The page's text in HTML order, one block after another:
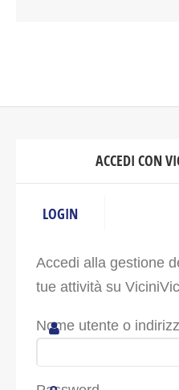
ACCEDI CON
LOGIN
Accedi alla gestione
tue attività su
Nome utente o